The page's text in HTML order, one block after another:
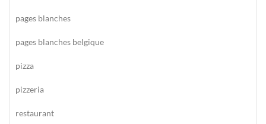
pages blanches
pages blanches belgique
pizza
pizzeria
restaurant